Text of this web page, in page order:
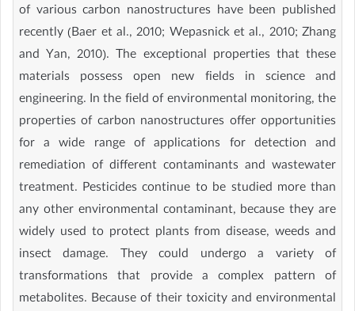
of various carbon nanostructures have been published
recently (Baer et al., 2010; Wepasnick et al., 2010; Zhang
and Yan, 2010). The exceptional properties that these
materials possess open new fields in science and
engineering. In the field of environmental monitoring, the
properties of carbon nanostructures offer opportunities
for a wide range of applications for detection and
remediation of different contaminants and wastewater
treatment. Pesticides continue to be studied more than
any other environmental contaminant, because they are
widely used to protect plants from disease, weeds and
insect damage. They could undergo a variety of
transformations that provide a complex pattern of
metabolites. Because of their toxicity and environmental